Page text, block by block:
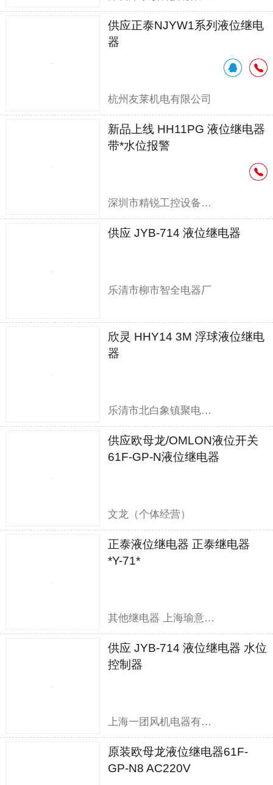
供应正泰NJYW1系列液位继电
器
杭州友莱机电有限公司
新品上线 HH11PG 液位继电器
带*水位报警
深圳市精锐工控设备有限公司
供应 JYB-714 液位继电器
乐清市柳市智全电器厂
欣灵 HHY14 3M 浮球液位继电
器
乐清市北白象镇聚电电器销售部
供应欧母龙/OMLON液位开关
61F-GP-N液位继电器
文龙（个体经营）
正泰液位继电器 正泰继电器
*Y-71*
其他继电器 上海瑜意机电设备有限公司
供应 JYB-714 液位继电器 水位
控制器
上海一团风机电器有限公司
原装欧母龙液位继电器61F-
GP-N8 AC220V